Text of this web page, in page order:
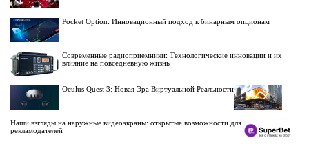
Pocket Option: Инновационный подход к бинарным опционам
Современные радиоприемники: Технологические инновации и их
влияние на повседневную жизнь
Oculus Quest 3: Новая Эра Виртуальной Реальности
Наши взгляды на наружные видеоэкраны: открытые возможности для
рекламодателей